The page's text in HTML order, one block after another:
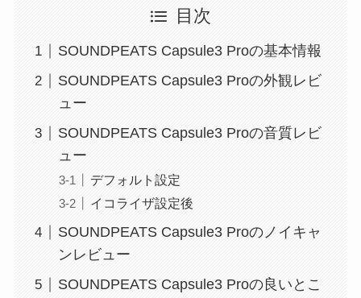
目次
SOUNDPEATS Capsule3 Proの基本情報
SOUNDPEATS Capsule3 Proの外観レビ
ュー
SOUNDPEATS Capsule3 Proの音質レビ
ュー
デフォルト設定
イコライザ設定後
SOUNDPEATS Capsule3 Proのノイキャ
ンレビュー
SOUNDPEATS Capsule3 Proの良いとこ